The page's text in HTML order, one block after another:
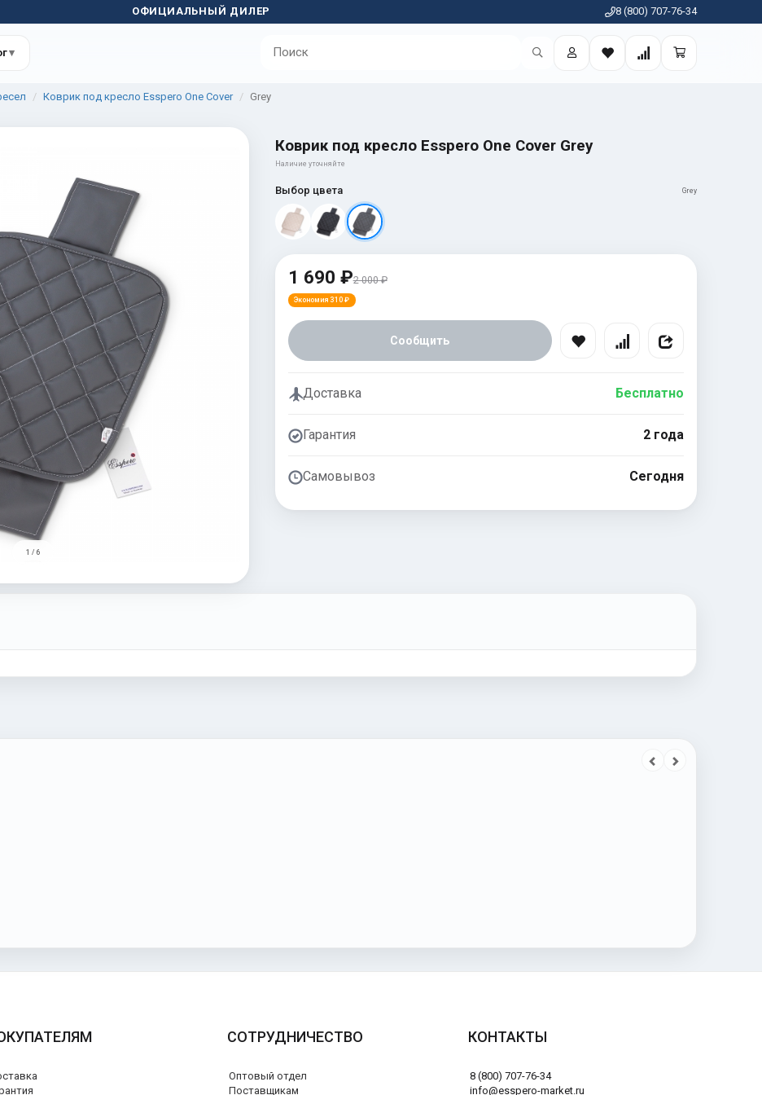
ОФИЦИАЛЬНЫЙ ДИЛЕР 8 (800) 707-76-34
▾
Коврик под кресло Esspero One Cover Grey
1 / 6
Коврик под кресло Esspero One Cover Grey
Наличие уточняйте
Выбор цвета Grey
1 690 ₽2 000 ₽
Экономия 310 ₽
Сообщить
Доставка Бесплатно
Гарантия 2 года
Самовывоз Сегодня
СОТРУДНИЧЕСТВО
Оптовый отдел
Поставщикам
КОНТАКТЫ
8 (800) 707-76-34
info@esspero-market.ru